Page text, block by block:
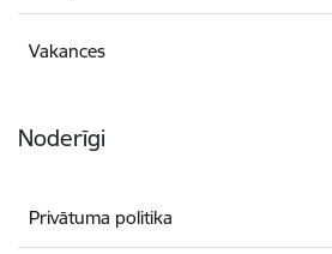
Vakances
Noderīgi
Privātuma politika